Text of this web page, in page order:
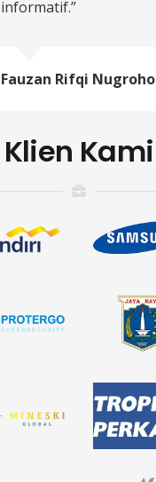
informatif.”
Fauzan Rifqi Nugroho
Klien Kami